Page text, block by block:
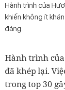
Hành trình của
khiến không ít
đáng.
Hành trình của
đã khép lại.
trong top 30